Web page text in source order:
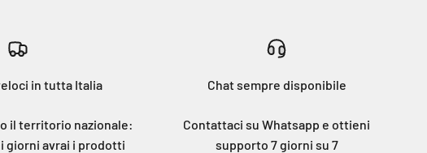
in tutta Italia
il territorio nazionale:
giorni avrai i prodotti
Chat sempre disponibile
Contattaci su Whatsapp e ottieni
supporto 7 giorni su 7